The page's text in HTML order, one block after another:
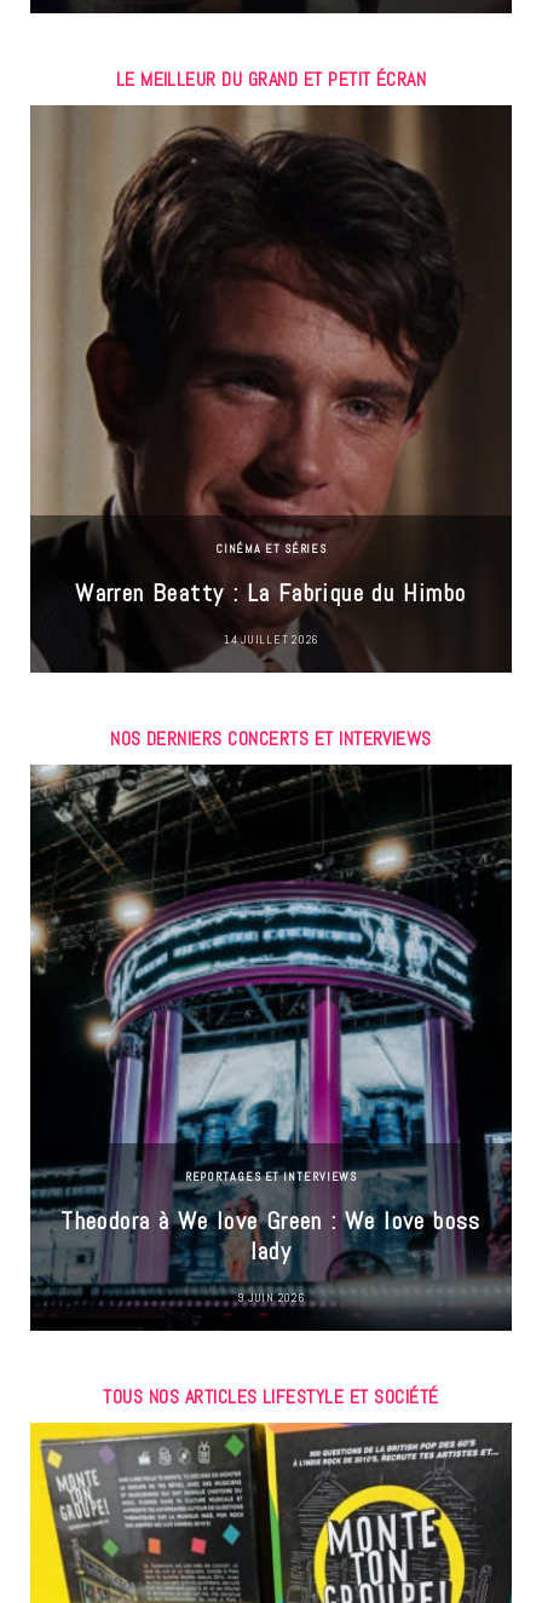
LE MEILLEUR DU GRAND ET PETIT ÉCRAN
CINÉMA ET SÉRIES
Warren Beatty : La Fabrique du Himbo
14 JUILLET 2026
NOS DERNIERS CONCERTS ET INTERVIEWS
REPORTAGES ET INTERVIEWS
Theodora à We love Green : We love boss
lady
9 JUIN 2026
TOUS NOS ARTICLES LIFESTYLE ET SOCIÉTÉ